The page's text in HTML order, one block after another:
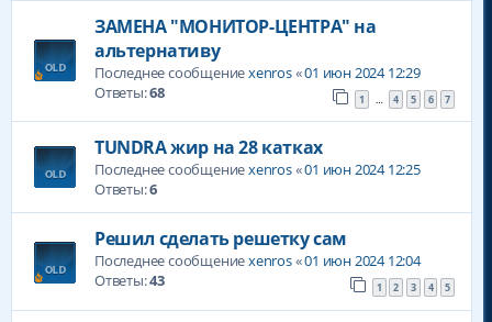
ЗАМЕНА "МОНИТОР-ЦЕНТРА" на
альтернативу
Последнее сообщениеxenros«01 июн 2024 12:29
Ответы:68 1 … 4 5 6 7
TUNDRA жир на 28 катках
Последнее сообщениеxenros«01 июн 2024 12:25
Ответы:6
Решил сделать решетку сам
Последнее сообщениеxenros«01 июн 2024 12:04
Ответы:43 1 2 3 4 5